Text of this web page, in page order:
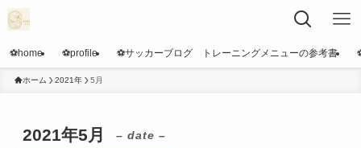
⚽️home ⚽️profile ⚽️サッカーブログ トレーニングメニューの参考書
ホーム 2021年 5月
2021年5月 – date –